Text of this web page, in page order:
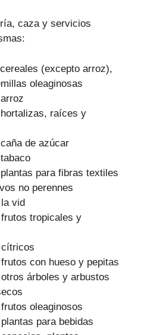
caza y servicios
(excepto arroz),
oleaginosas
raíces y
de azúcar
para fibras textiles
no perennes
vid
tropicales y
con hueso y pepitas
árboles y arbustos
oleaginosos
para bebidas